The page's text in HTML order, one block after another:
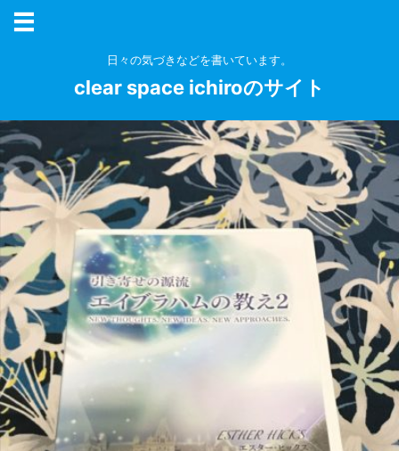
日々の気づきなどを書いています。
clear space ichiroのサイト